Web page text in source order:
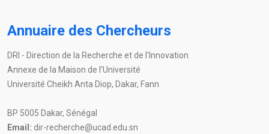
Annuaire des Chercheurs
DRI - Direction de la Recherche et de l'Innovation
Annexe de la Maison de l’Université
Université Cheikh Anta Diop, Dakar, Fann
BP 5005 Dakar, Sénégal
Email: dir-recherche@ucad.edu.sn